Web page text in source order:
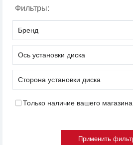
Фильтры:
Бренд
Ось установки диска
Сторона установки диска
Только наличие вашего магазина